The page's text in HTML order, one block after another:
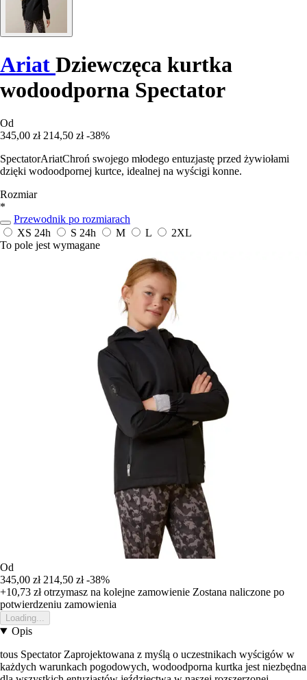
Ariat Dziewczęca kurtka
wodoodporna Spectator
Od
345,00 zł 214,50 zł -38%
SpectatorAriatChroń swojego młodego entuzjastę przed żywiołami
dzięki wodoodpornej kurtce, idealnej na wyścigi konne.
Rozmiar
*
Przewodnik po rozmiarach
XS 24h S 24h M L
2XL
To pole jest wymagane
Od
345,00 zł 214,50 zł -38%
+10,73 złotrzymasz na kolejne zamowienie Zostana naliczone po
potwierdzeniu zamowienia
Loading...
Opis
tous Spectator Zaprojektowana z myślą o uczestnikach wyścigów w
każdych warunkach pogodowych, wodoodporna kurtka jest niezbędna